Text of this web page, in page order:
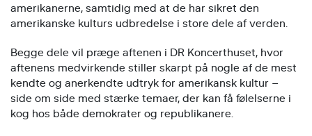
amerikanerne, samtidig med at de har sikret den
amerikanske kulturs udbredelse i store dele af verden.
Begge dele vil præge aftenen i DR Koncerthuset, hvor
aftenens medvirkende stiller skarpt på nogle af de mest
kendte og anerkendte udtryk for amerikansk kultur –
side om side med stærke temaer, der kan få følelserne i
kog hos både demokrater og republikanere.